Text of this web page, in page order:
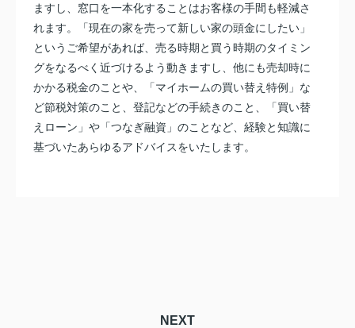
ますし、窓口を一本化することはお客様の手間も軽減さ
れます。「現在の家を売って新しい家の頭金にしたい」
というご希望があれば、売る時期と買う時期のタイミン
グをなるべく近づけるよう動きますし、他にも売却時に
かかる税金のことや、「マイホームの買い替え特例」な
ど節税対策のこと、登記などの手続きのこと、「買い替
えローン」や「つなぎ融資」のことなど、経験と知識に
基づいたあらゆるアドバイスをいたします。
NEXT